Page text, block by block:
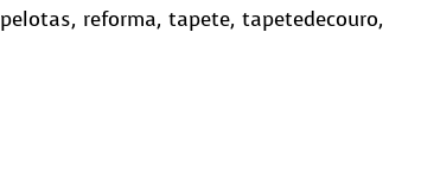
pelotas, reforma,tapete,tapetedecouro,